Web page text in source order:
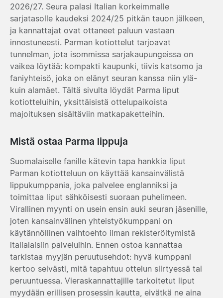
2026/27. Seura palasi Italian korkeimmalle
sarjatasolle kaudeksi 2024/25 pitkän tauon jälkeen,
ja kannattajat ovat ottaneet paluun vastaan
innostuneesti. Parman kotiottelut tarjoavat
tunnelman, jota isommissa sarjakaupungeissa on
vaikea löytää: kompakti kaupunki, tiivis katsomo ja
faniyhteisö, joka on elänyt seuran kanssa niin ylä-
kuin alamäet. Tältä sivulta löydät Parma liput
kotiotteluihin, yksittäisistä ottelupaikoista
majoituksen sisältäviin matkapaketteihin.
Mistä ostaa Parma lippuja
Suomalaiselle fanille kätevin tapa hankkia liput
Parman kotiotteluun on käyttää kansainvälistä
lippukumppania, joka palvelee englanniksi ja
toimittaa liput sähköisesti suoraan puhelimeen.
Virallinen myynti on usein ensin auki seuran jäsenille,
joten kansainvälinen yhteistyökumppani on
käytännöllinen vaihtoehto ilman rekisteröitymistä
italialaisiin palveluihin. Ennen ostoa kannattaa
tarkistaa myyjän peruutusehdot: hyvä kumppani
kertoo selvästi, mitä tapahtuu ottelun siirtyessä tai
peruuntuessa. Vieraskannattajille tarkoitetut liput
myydään erillisen prosessin kautta, eivätkä ne aina